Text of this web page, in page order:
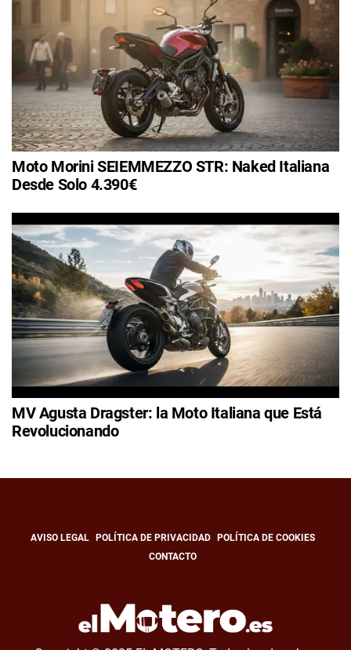
Moto Morini SEIEMMEZZO STR: Naked Italiana
Desde Solo 4.390€
MV Agusta Dragster: la Moto Italiana que Está
Revolucionando
AVISO LEGAL POLÍTICA DE PRIVACIDAD
POLÍTICA DE COOKIES
CONTACTO